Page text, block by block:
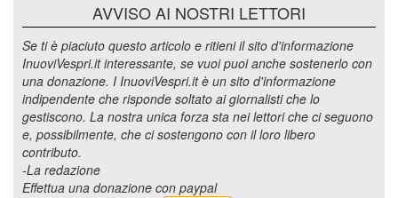
AVVISO AI NOSTRI LETTORI
Se ti è piaciuto questo articolo e ritieni il sito d'informazione
InuoviVespri.it interessante, se vuoi puoi anche sostenerlo con
una donazione. I InuoviVespri.it è un sito d'informazione
indipendente che risponde soltato ai giornalisti che lo
gestiscono. La nostra unica forza sta nei lettori che ci seguono
e, possibilmente, che ci sostengono con il loro libero
contributo.
-La redazione
Effettua una donazione con paypal